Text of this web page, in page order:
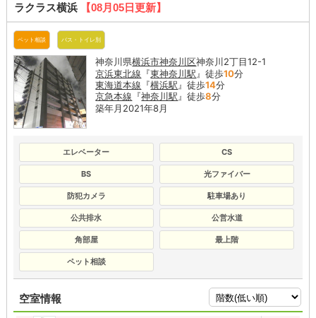
ラクラス横浜 【08月05日更新】
ペット相談 バス・トイレ別
神奈川県横浜市神奈川区神奈川2丁目12-1
京浜東北線 『東神奈川駅 』徒歩10分
東海道本線 『横浜駅 』徒歩14分
京急本線 『神奈川駅 』徒歩8分
築年月2021年8月
エレベーター CS
BS 光ファイバー
防犯カメラ 駐車場あり
公共排水 公営水道
角部屋 最上階
ペット相談
空室情報